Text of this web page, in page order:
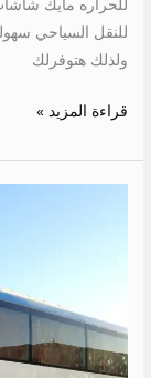
للحراره مايك
للنقل السياحي
ولذلك هتوفرلك
قراءة المزيد »
الي
العالمين